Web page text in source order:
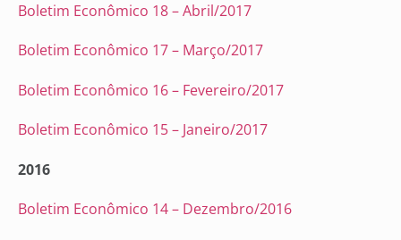
Boletim Econômico 18 – Abril/2017
Boletim Econômico 17 – Março/2017
Boletim Econômico 16 – Fevereiro/2017
Boletim Econômico 15 – Janeiro/2017
2016
Boletim Econômico 14 – Dezembro/2016